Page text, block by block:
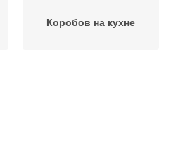
Коробов на кухне